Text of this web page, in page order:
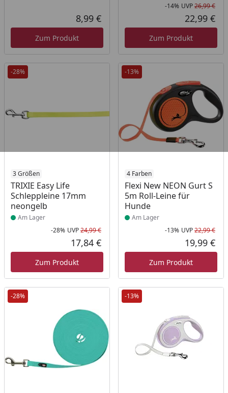
Aktueller Preis
8,99 €
Zum Produkt
-14% UVP26,99 €
22,99 €
Zum Produkt
-28%
3 Größen
TRIXIE Easy Life
Schleppleine 17mm
neongelb
Produkt am Lager
Am Lager
Rabatt in Prozent
-28%
Ursprünglicher Preis
UVP24,99 €
Aktueller Preis
17,84 €
Zum Produkt
-13%
4 Farben
Flexi New NEON Gurt S
5m Roll-Leine für
Hunde
Produkt am Lager
Am Lager
-13% UVP22,99 €
19,99 €
Zum Produkt
-28% -13%